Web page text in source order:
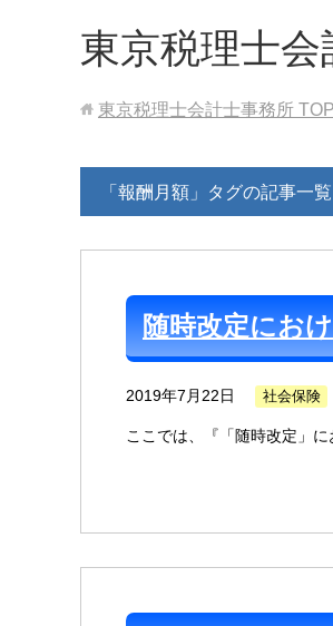
東京税理士
東京税理士会計士事務所 TOP
「報酬月額」タグの記事一覧
随時改定にお
2019年7月22日 社会保険
ここでは、『「随時改定」